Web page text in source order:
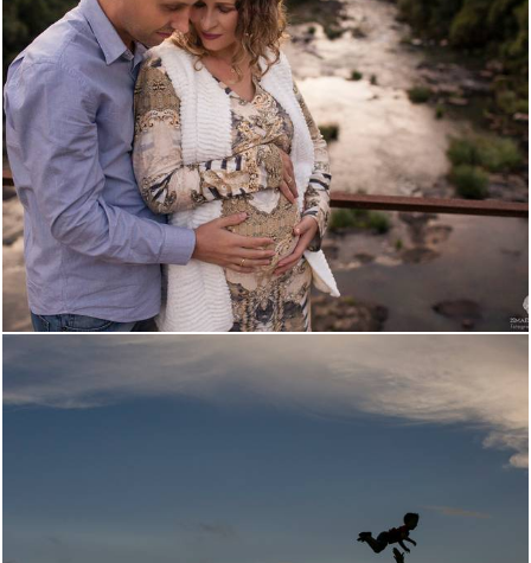
2330 0